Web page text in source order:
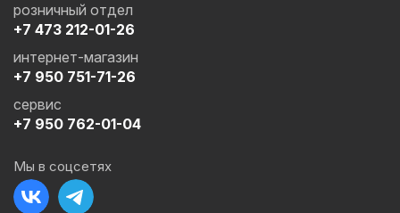
+7 473 212-01-26
розничный отдел
+7 950 751-71-26
интернет-магазин
+7 950 762-01-04
сервис
Мы в соцсетях